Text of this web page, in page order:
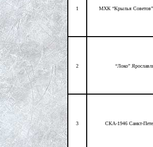
1 МХК “Крылья
2 “Локо”
3 СКА-1946 Санкт-